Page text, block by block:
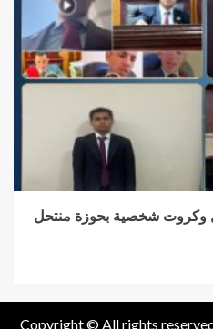
محمول وكروت شخصية بحوزة منتحل
Copyright © All rights